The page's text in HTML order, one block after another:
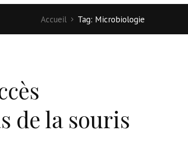
Accueil Tag: Microbiologie
de la souris